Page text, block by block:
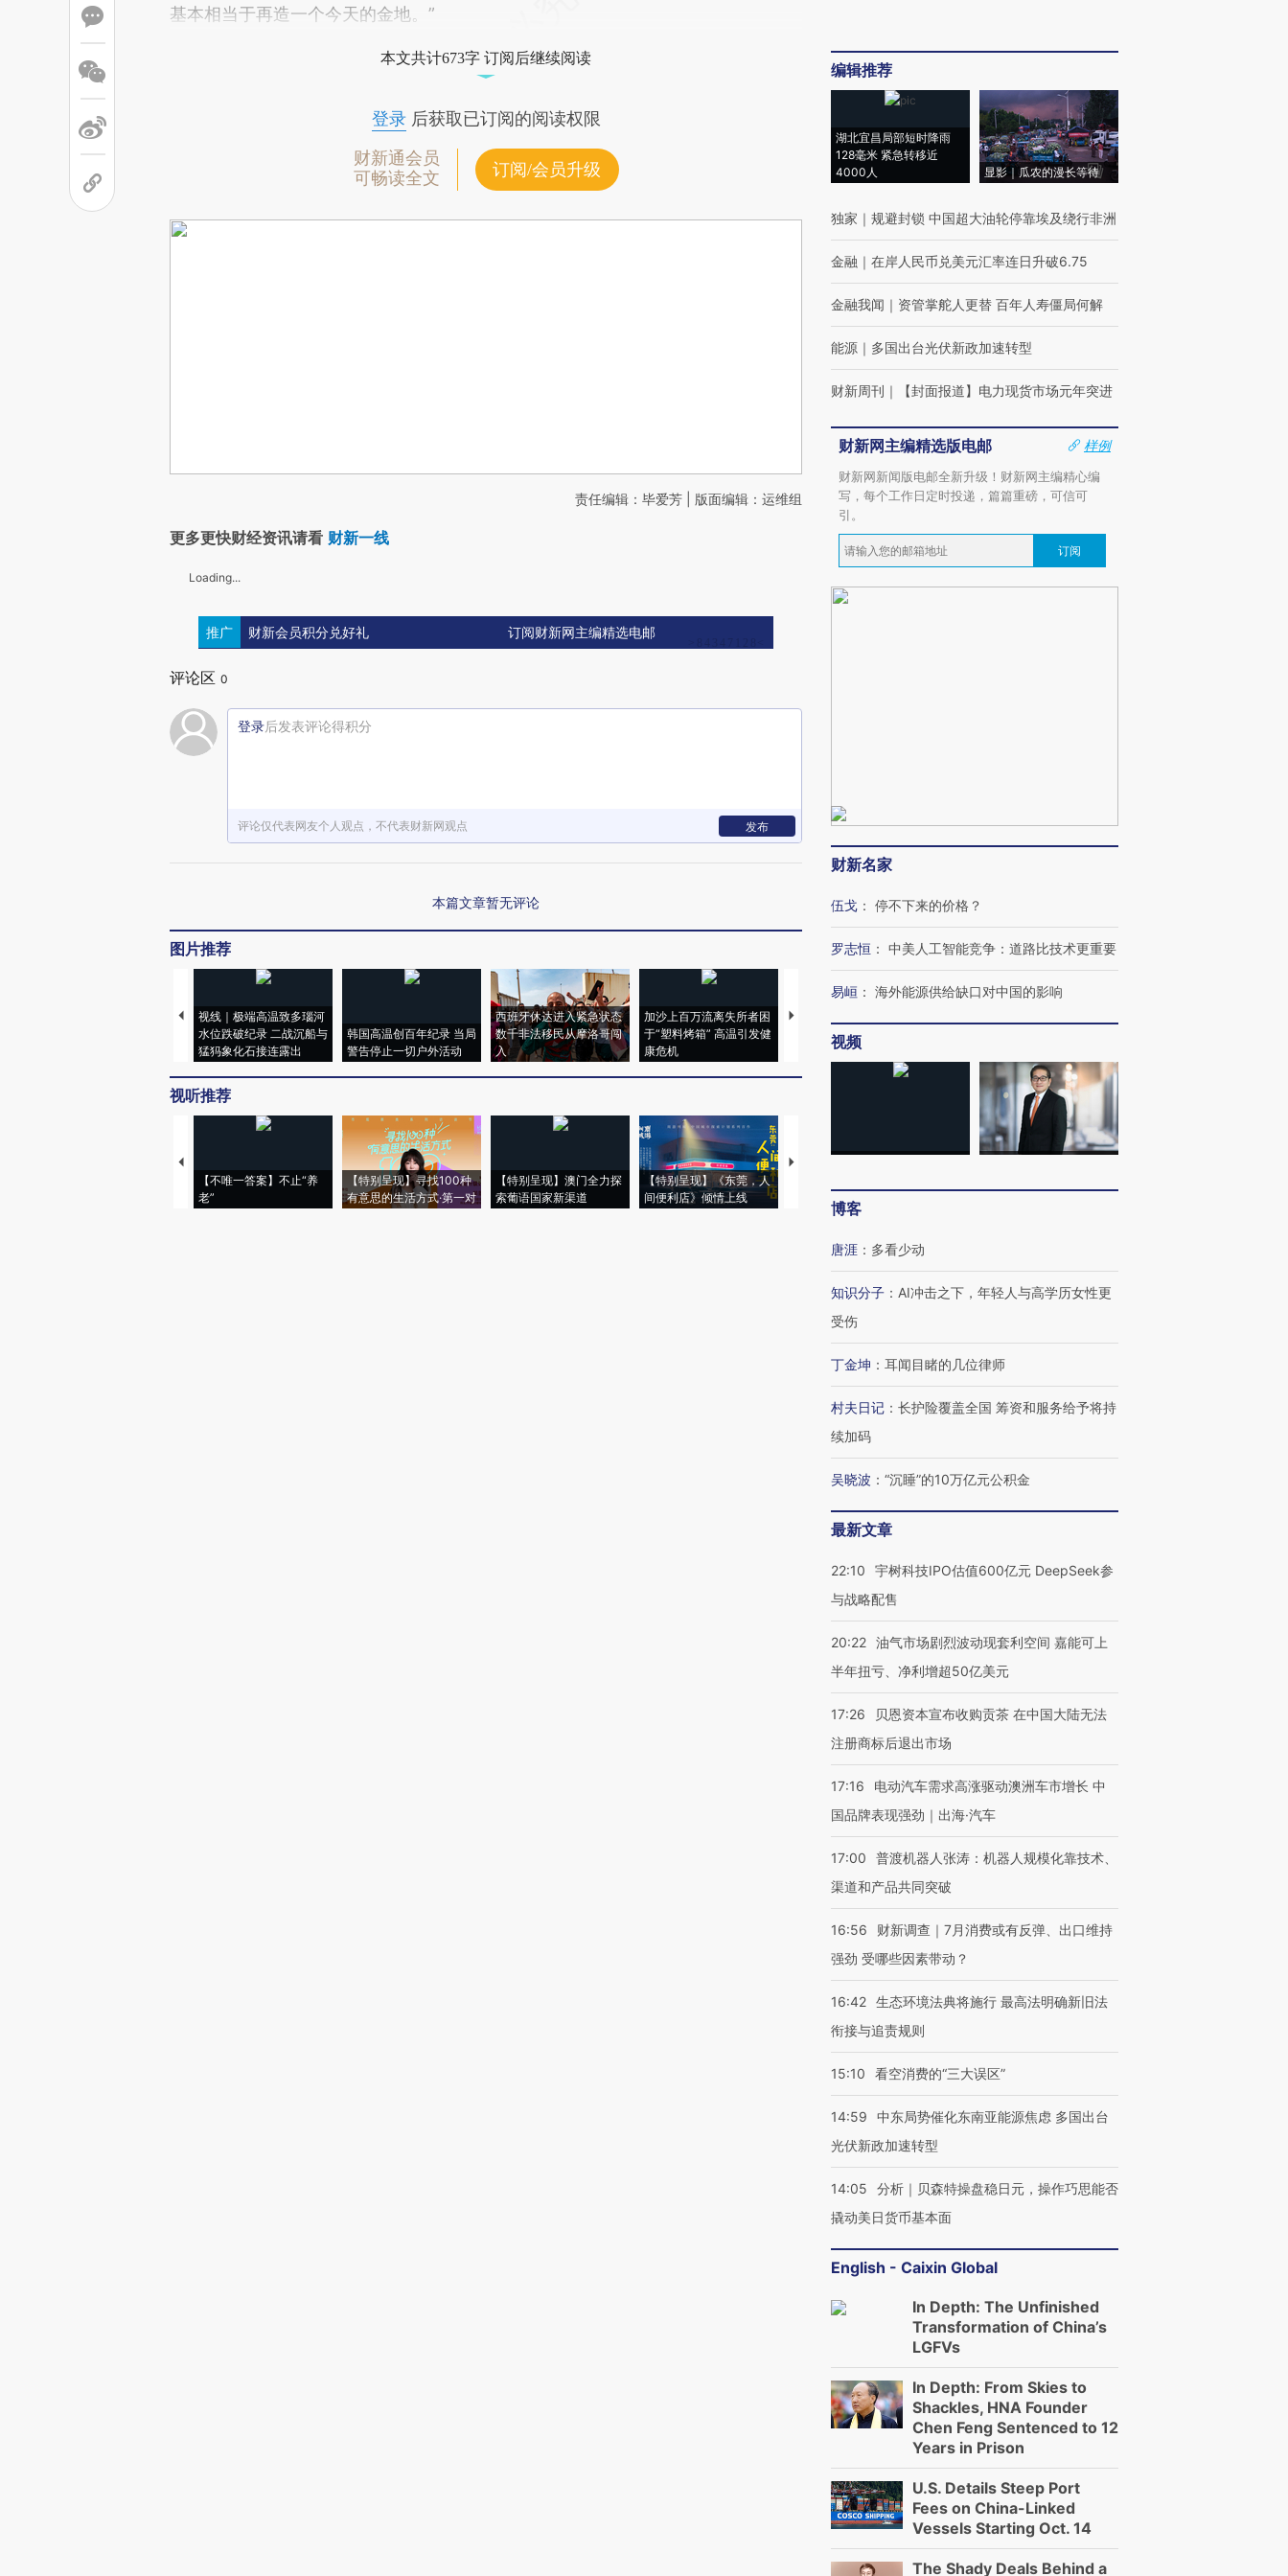
基本相当于再造一个今天的金地。”
本文共计673字 订阅后继续阅读
登录后获取已订阅的阅读权限
财新通会员
可畅读全文
订阅/会员升级
责任编辑：毕爱芳 | 版面编辑：运维组
更多更快财经资讯请看 财新一线
Loading...
推广 财新会员积分兑好礼 订阅财新网主编精选电邮
评论区 0
登录后发表评论得积分
评论仅代表网友个人观点，不代表财新网观点 发布
本篇文章暂无评论
图片推荐
视线｜极端高温致多瑙河
水位跌破纪录 二战沉船与
猛犸象化石接连露出
韩国高温创百年纪录 当局
警告停止一切户外活动
西班牙休达进入紧急状态
数千非法移民从摩洛哥闯
入
加沙上百万流离失所者困
于“塑料烤箱” 高温引发健
康危机
视线｜HYROX的吸金
术：是什么让中产们甘
心“花钱找虐”？
视听推荐
【不唯一答案】不止“养
老”
【特别呈现】寻找100种
有意思的生活方式·第一对
【特别呈现】澳门全力探
索葡语国家新渠道
【特别呈现】《东莞，人
间便利店》倾情上线
【推广】走进第四届链博
编辑推荐
湖北宜昌局部短时降雨
128毫米 紧急转移近
4000人
显影｜瓜农的漫长等待
独家 ｜ 规避封锁 中国超大油轮停靠埃及绕行非洲
金融 ｜ 在岸人民币兑美元汇率连日升破6.75
金融我闻 ｜ 资管掌舵人更替 百年人寿僵局何解
能源 ｜ 多国出台光伏新政加速转型
财新周刊 ｜ 【封面报道】电力现货市场元年突进
财新网主编精选版电邮
样例
财新网新闻版电邮全新升级！财新网主编精心编
写，每个工作日定时投递，篇篇重磅，可信可
引。
订阅
财新名家
伍戈 ： 停不下来的价格？
罗志恒 ： 中美人工智能竞争：道路比技术更重要
易峘 ： 海外能源供给缺口对中国的影响
视频
博客
唐涯 ： 多看少动
知识分子 ： AI冲击之下，年轻人与高学历女性更
受伤
丁金坤 ： 耳闻目睹的几位律师
村夫日记 ： 长护险覆盖全国 筹资和服务给予将持
续加码
吴晓波 ： “沉睡”的10万亿元公积金
最新文章
22:10
宇树科技IPO估值600亿元 DeepSeek参
与战略配售
20:22 油气市场剧烈波动现套利空间 嘉能可上
半年扭亏、净利增超50亿美元
17:26
贝恩资本宣布收购贡茶 在中国大陆无法
注册商标后退出市场
17:16
电动汽车需求高涨驱动澳洲车市增长 中
国品牌表现强劲｜出海·汽车
17:00
普渡机器人张涛：机器人规模化靠技术、
渠道和产品共同突破
16:56
财新调查｜7月消费或有反弹、出口维持
强劲 受哪些因素带动？
16:42 生态环境法典将施行 最高法明确新旧法
衔接与追责规则
15:10 看空消费的“三大误区”
14:59
中东局势催化东南亚能源焦虑 多国出台
光伏新政加速转型
14:05
分析｜贝森特操盘稳日元，操作巧思能否
撬动美日货币基本面
English - Caixin Global
In Depth: The Unfinished
Transformation of China’s
LGFVs
In Depth: From Skies to
Shackles, HNA Founder
Chen Feng Sentenced to 12
Years in Prison
U.S. Details Steep Port
Fees on China-Linked
Vessels Starting Oct. 14
The Shady Deals Behind a